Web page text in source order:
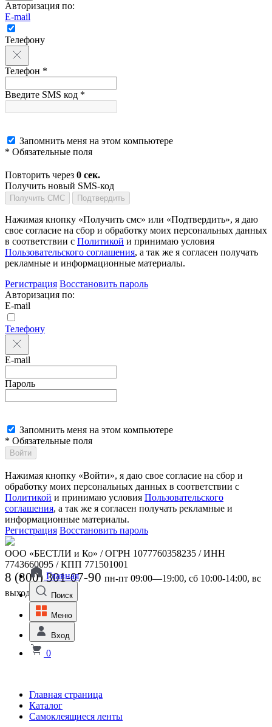
Авторизация по:
E-mail
Телефону
Телефон *
Введите SMS код *
Запомнить меня на этом компьютере
* Обязательные поля
Повторить через 0 сек.
Получить новый SMS-код
Получить СМС Подтвердить
Нажимая кнопку «Получить смс» или «Подтвердить», я даю
свое согласие на сбор и обработку моих персональных данных
в соответствии с Политикой и принимаю условия
Пользовательского соглашения, а так же я согласен получать
рекламные и информационные материалы.
Регистрация Восстановить пароль
Авторизация по:
E-mail
Телефону
E-mail
Пароль
Запомнить меня на этом компьютере
* Обязательные поля
Войти
Нажимая кнопку «Войти», я даю свое согласие на сбор и
обработку моих персональных данных в соответствии с
Политикой и принимаю условия Пользовательского
соглашения, а так же я согласен получать рекламные и
информационные материалы.
Регистрация Восстановить пароль
ООО «БЕСТЛИ и Ко» / ОГРН 1077760358235 / ИНН
7743660095 / КПП 771501001
8 (800) 301-07-90 пн-пт 09:00—19:00, сб 10:00-14:00, вс
выходной
Главная
Поиск
Меню
Вход
0
Главная страница
Каталог
Самоклеящиеся ленты